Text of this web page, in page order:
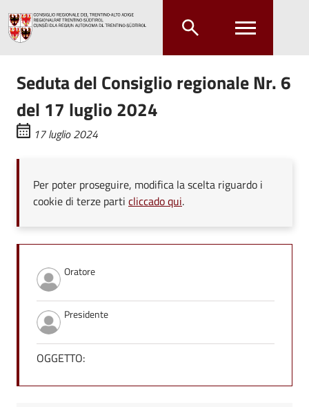
Seduta del Consiglio regionale Nr. 6
del 17 luglio 2024
17 luglio 2024
Per poter proseguire, modifica la scelta riguardo i
cookie di terze parti cliccado qui.
Oratore
Presidente
OGGETTO: